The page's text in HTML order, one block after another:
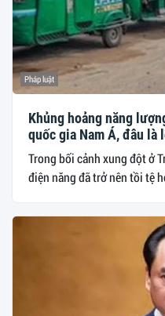
Pháp luật
Khủng hoảng năng
quốc gia Nam Á, đâu là
Trong bối cảnh xung đột ở
điện năng đã trở nên tồi tệ